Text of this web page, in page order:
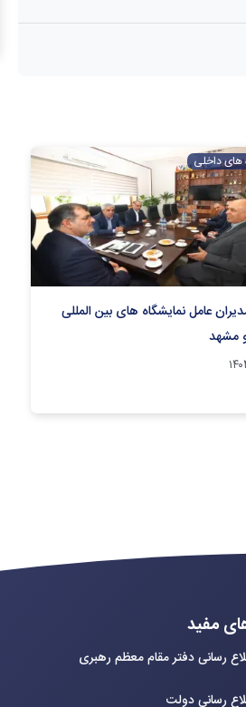
های داخلی
عامل نمایشگاه های بین المللی
مشهد
مفید
رسانی دفتر مقام معظم رهبری
رسانی دولت